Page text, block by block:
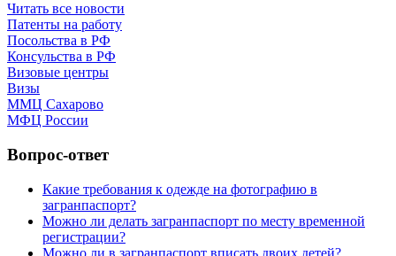
Читать все новости
Патенты на работу
Посольства в РФ
Консульства в РФ
Визовые центры
Визы
ММЦ Сахарово
МФЦ России
Вопрос-ответ
Какие требования к одежде на фотографию в
загранпаспорт?
Можно ли делать загранпаспорт по месту временной
регистрации?
Можно ли в загранпаспорт вписать двоих детей?